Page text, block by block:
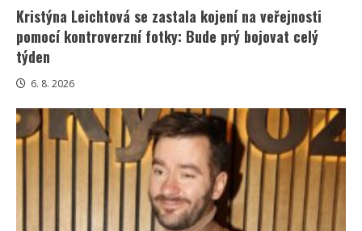
Kristýna Leichtová se zastala kojení na veřejnosti
pomocí kontroverzní fotky: Bude prý bojovat celý
týden
6. 8. 2026